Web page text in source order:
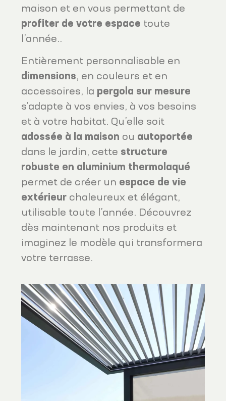
maison et en vous permettant de
profiter de votre espace toute
l’année..
Entièrement personnalisable en
dimensions, en couleurs et en
accessoires, la pergola sur mesure
s’adapte à vos envies, à vos besoins
et à votre habitat. Qu’elle soit
adossée à la maison ou autoportée
dans le jardin, cette structure
robuste en aluminium thermolaqué
permet de créer un espace de vie
extérieur chaleureux et élégant,
utilisable toute l’année. Découvrez
dès maintenant nos produits et
imaginez le modèle qui transformera
votre terrasse.